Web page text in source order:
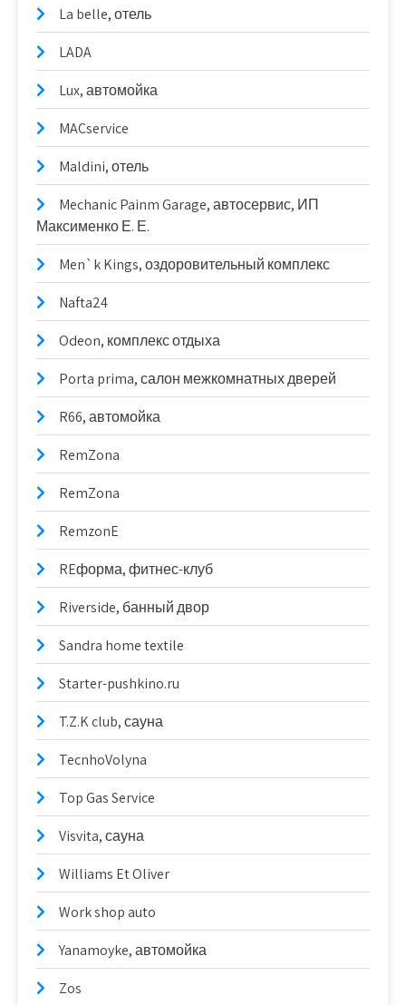
La belle, отель
LADA
Lux, автомойка
MACservice
Maldini, отель
Mechanic Painm Garage, автосервис, ИП
Максименко Е. Е.
Men`k Kings, оздоровительный комплекс
Nafta24
Odeon, комплекс отдыха
Porta prima, салон межкомнатных дверей
R66, автомойка
RemZona
RemZona
RemzonE
REформа, фитнес-клуб
Riverside, банный двор
Sandra home textile
Starter-pushkino.ru
T.Z.K club, сауна
TecnhoVolyna
Top Gas Service
Visvita, сауна
Williams Et Oliver
Work shop auto
Yanamoyke, автомойка
Zos